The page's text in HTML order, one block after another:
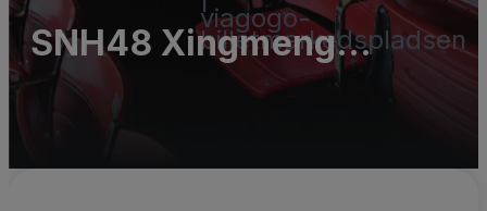
viagogo-
billetmarkedspladsen
SNH48 Xingmeng
Theater